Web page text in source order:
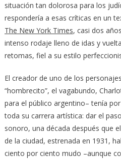
situación tan dolorosa para los
respondería a esas críticas en un
The New York Times, casi dos
intenso rodaje lleno de idas y
retomas, fiel a su estilo
El creador de uno de los
“hombrecito”, el vagabundo,
para el público argentino– tenía
toda su carrera artística: dar el
sonoro, una década después que
de la ciudad, estrenada en 1931,
ciento por ciento mudo –aunque